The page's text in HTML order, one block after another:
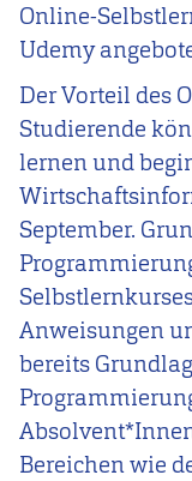
Online-
Udemy
Der Vorteil des
Studierende
lernen und
September.
Anweisungen
bereits
Bereichen wie